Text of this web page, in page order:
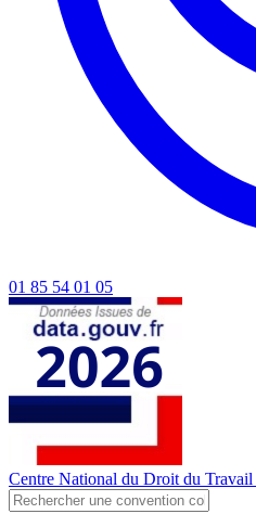
01 85 54 01 05
Centre National du Droit du Travail